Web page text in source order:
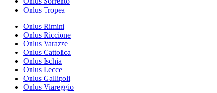
Onlus Tropea
Onlus Rimini
Onlus Riccione
Onlus Varazze
Onlus Cattolica
Onlus Ischia
Onlus Lecce
Onlus Gallipoli
Onlus Viareggio